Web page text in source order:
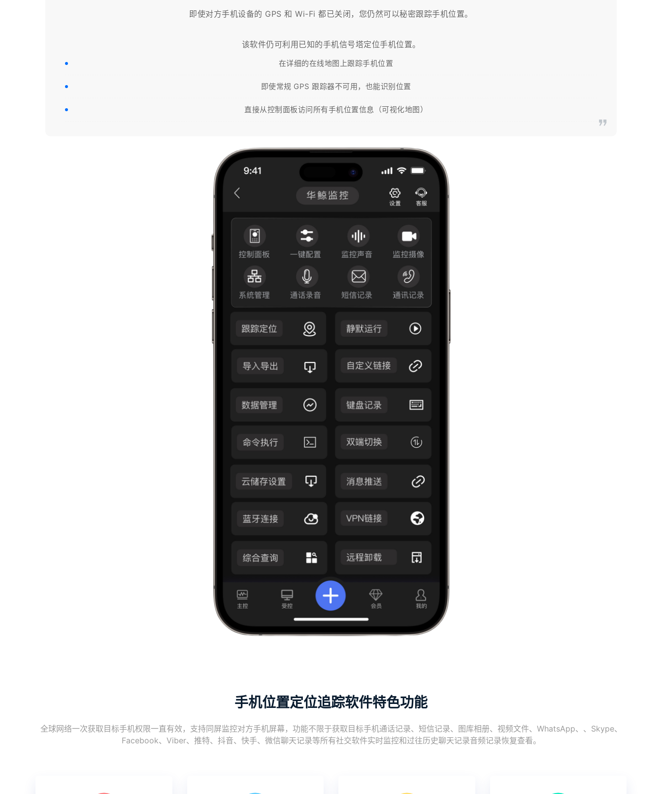
即使对方手机设备的 GPS 和 Wi-Fi 都已关闭，您仍然可以秘密跟踪手机位置。
该软件仍可利用已知的手机信号塔定位手机位置。
在详细的在线地图上跟踪手机位置
即使常规 GPS 跟踪器不可用，也能识别位置
直接从控制面板访问所有手机位置信息（可视化地图）
手机位置定位追踪软件特色功能
全球网络一次获取目标手机权限一直有效，支持同屏监控对方手机屏幕，功能不限于获取目标手机通话记录、短信记录、图库相册、视频文件、WhatsApp、、Skype、
Facebook、Viber、推特、抖音、快手、微信聊天记录等所有社交软件实时监控和过往历史聊天记录音频记录恢复查看。